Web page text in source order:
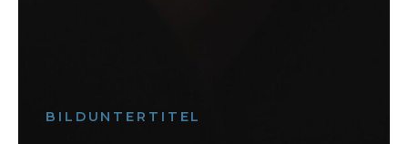
BILDUNTERTITEL